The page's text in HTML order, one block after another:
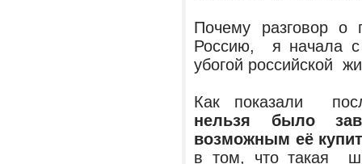
Почему разговор о
Россию, я начала с
убогой российской
Как показали
нельзя было
возможным её
в том, что такая